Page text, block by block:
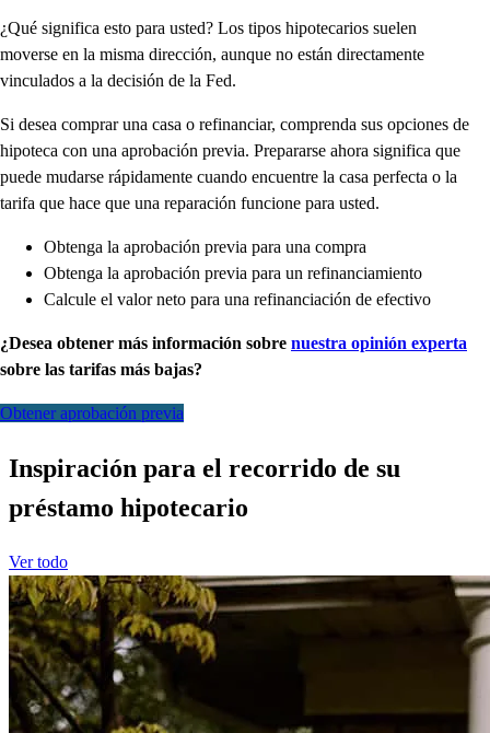
¿Qué significa esto para usted? Los tipos hipotecarios suelen
moverse en la misma dirección, aunque no están directamente
vinculados a la decisión de la Fed.
Si desea comprar una casa o refinanciar, comprenda sus opciones de
hipoteca con una aprobación previa. Prepararse ahora significa que
puede mudarse rápidamente cuando encuentre la casa perfecta o la
tarifa que hace que una reparación funcione para usted.
Obtenga la aprobación previa para una compra
Obtenga la aprobación previa para un refinanciamiento
Calcule el valor neto para una refinanciación de efectivo
¿Desea obtener más información sobre nuestra opinión experta
sobre las tarifas más bajas?
Obtener aprobación previa
Inspiración para el recorrido de su
préstamo hipotecario
Ver todo